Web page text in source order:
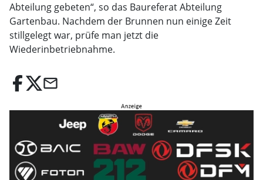
Abteilung gebeten“, so das Baureferat Abteilung
Gartenbau. Nachdem der Brunnen nun einige Zeit
stillgelegt war, prüfe man jetzt die
Wiederinbetriebnahme.
email